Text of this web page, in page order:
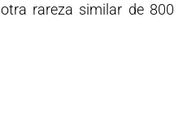
rareza similar de 800